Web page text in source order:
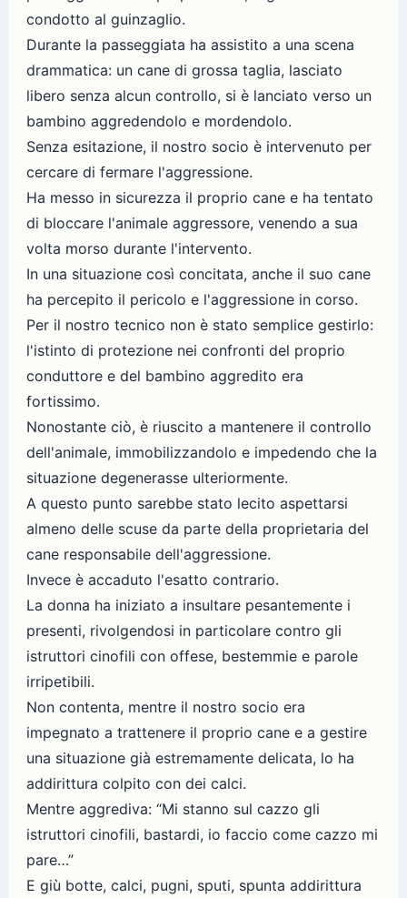
condotto al guinzaglio.
Durante la passeggiata ha assistito a una scena
drammatica: un cane di grossa taglia, lasciato
libero senza alcun controllo, si è lanciato verso un
bambino aggredendolo e mordendolo.
Senza esitazione, il nostro socio è intervenuto per
cercare di fermare l'aggressione.
Ha messo in sicurezza il proprio cane e ha tentato
di bloccare l'animale aggressore, venendo a sua
volta morso durante l'intervento.
In una situazione così concitata, anche il suo cane
ha percepito il pericolo e l'aggressione in corso.
Per il nostro tecnico non è stato semplice gestirlo:
l'istinto di protezione nei confronti del proprio
conduttore e del bambino aggredito era
fortissimo.
Nonostante ciò, è riuscito a mantenere il controllo
dell'animale, immobilizzandolo e impedendo che la
situazione degenerasse ulteriormente.
A questo punto sarebbe stato lecito aspettarsi
almeno delle scuse da parte della proprietaria del
cane responsabile dell'aggressione.
Invece è accaduto l'esatto contrario.
La donna ha iniziato a insultare pesantemente i
presenti, rivolgendosi in particolare contro gli
istruttori cinofili con offese, bestemmie e parole
irripetibili.
Non contenta, mentre il nostro socio era
impegnato a trattenere il proprio cane e a gestire
una situazione già estremamente delicata, lo ha
addirittura colpito con dei calci.
Mentre aggrediva: “Mi stanno sul cazzo gli
istruttori cinofili, bastardi, io faccio come cazzo mi
pare…”
E giù botte, calci, pugni, sputi, spunta addirittura